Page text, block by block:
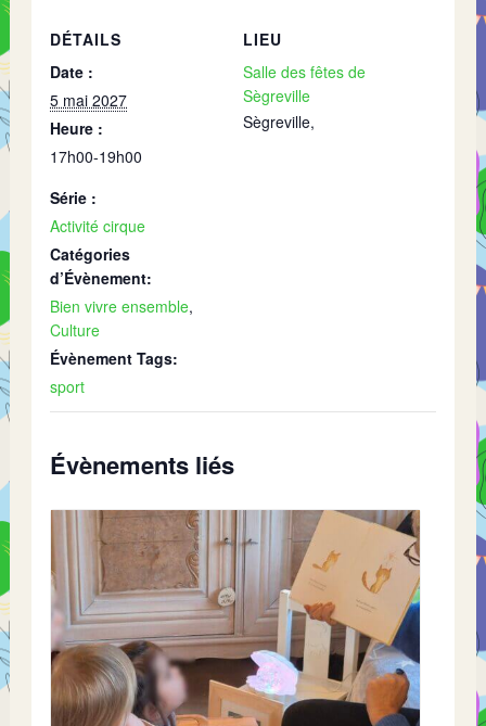
DÉTAILS
Date :
5 mai 2027
Heure :
17h00-19h00
Série :
Activité cirque
Catégories
d’Évènement:
Bien vivre ensemble,
Culture
Évènement Tags:
sport
LIEU
Salle des fêtes de
Sègreville
Sègreville,
Évènements liés